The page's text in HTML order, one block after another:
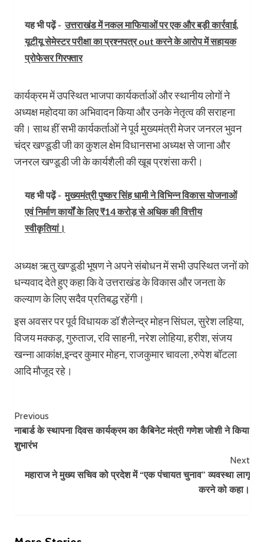
यह भी पढ़ें - उत्तराखंड में नकल माफियाओं पर एक और बड़ी कार्रवाई,
यूटीयू सेमेस्टर परीक्षा का प्रश्नपत्र out करने के आरोप में सहायक
प्रोफेसर गिरफ्तार
कार्यक्रम में उपस्थित भाजपा कार्यकर्ताओं और स्थानीय लोगों ने
अध्यक्ष महोदया का अभिवादन किया और उनके नेतृत्व की सराहना
की। साथ हीं सभी कार्यकर्ताओं ने पूर्व मुख्यमंत्री मेजर जनरल भुवन
चंद्र खण्डूडी जी का कुशल क्षेम विधानसभा अध्यक्ष से जाना और
जनरल खण्डूडी जी के कार्यशैली की खूब प्रशंसा करी।
यह भी पढ़ें - मुख्यमंत्री पुष्कर सिंह धामी ने विभिन्न विकास योजनाओं
एवं निर्माण कार्यों के लिए ₹14 करोड़ से अधिक की वित्तीय
स्वीकृतियां।
अध्यक्ष ऋतु खण्डूडी भूषण ने अपने संबोधन में सभी उपस्थित जनों को
धन्यवाद देते हुए कहा कि वे उत्तराखंड के विकास और जनता के
कल्याण के लिए सदैव प्रतिबद्ध रहेंगी।
इस अवसर पर पूर्व विधायक डॉ शैलेन्द्र मोहन सिंघल, सुरेश लहिया,
विजय मक्कड़, गुरुताज, रवि साहनी, नरेश लोहिया, हरीश, संजय
खन्ना आकांक्ष,इन्दर कुमार मोहन, राजकुमार चावला ,रुपेश बॉटला
आदि मौजूद रहे।
Post
Navigation
Previous
नाबार्ड के स्थापना दिवस कार्यक्रम का कैबिनेट मंत्री गणेश जोशी ने किया
शुभारंभ
Next
महाराज ने मुख्य सचिव को प्रदेश में “एक पंचायत चुनाव” व्यवस्था लागू
करने को कहा।